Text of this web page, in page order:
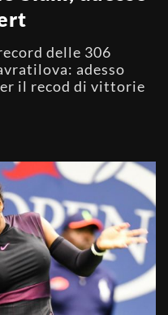
delle 306
adesso
il recod di vittorie